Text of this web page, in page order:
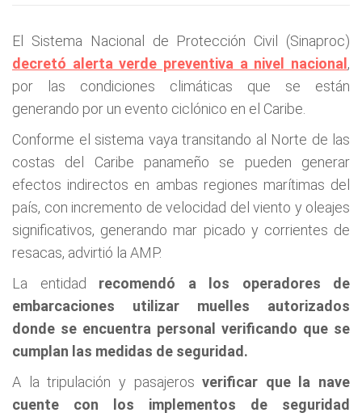
El Sistema Nacional de Protección Civil (Sinaproc)
decretó alerta verde preventiva a nivel nacional ,
por las condiciones climáticas que se están
generando por un evento ciclónico en el Caribe.
Conforme el sistema vaya transitando al Norte de las
costas del Caribe panameño se pueden generar
efectos indirectos en ambas regiones marítimas del
país, con incremento de velocidad del viento y oleajes
significativos, generando mar picado y corrientes de
resacas, advirtió la AMP.
La entidad recomendó a los operadores de
embarcaciones utilizar muelles autorizados
donde se encuentra personal verificando que se
cumplan las medidas de seguridad.
A la tripulación y pasajerosverificar que la nave
cuente con los implementos de seguridad